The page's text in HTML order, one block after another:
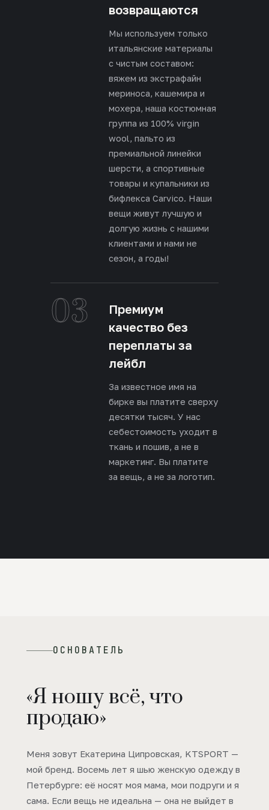
возвращаются
Мы используем только
итальянские материалы
с чистым составом:
вяжем из экстрафайн
мериноса, кашемира и
мохера, наша костюмная
группа из 100% virgin
wool, пальто из
премиальной линейки
шерсти, а спортивные
товары и купальники из
бифлекса Carvico. Наши
вещи живут лучшую и
долгую жизнь с нашими
клиентами и нами не
сезон, а годы!
03
Премиум
качество без
переплаты за
лейбл
За известное имя на
бирке вы платите сверху
десятки тысяч. У нас
себестоимость уходит в
ткань и пошив, а не в
маркетинг. Вы платите
за вещь, а не за логотип.
ОСНОВАТЕЛЬ
«Я ношу всё, что
продаю»
Меня зовут Екатерина Ципровская, KTSPORT —
мой бренд. Восемь лет я шью женскую одежду в
Петербурге: её носят моя мама, мои подруги и я
сама. Если вещь не идеальна — она не выйдет в